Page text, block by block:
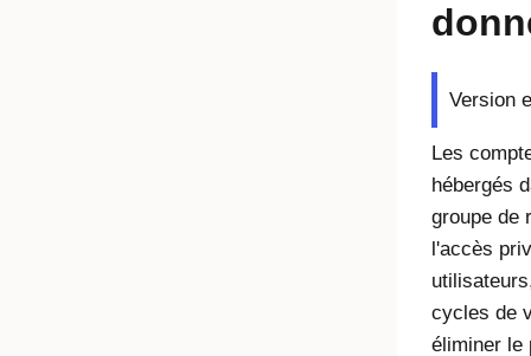
Version
Les
hébergés
groupe de
l'accès
cycles de
éliminer le